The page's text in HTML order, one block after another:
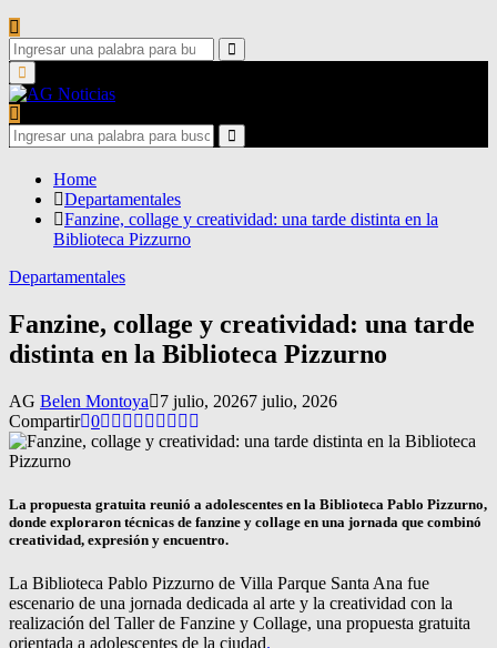
Search
for:
Search
Primary
Menu
Search
for:
Search
Home
Departamentales
Fanzine, collage y creatividad: una tarde distinta en la
Biblioteca Pizzurno
Departamentales
Fanzine, collage y creatividad: una tarde
distinta en la Biblioteca Pizzurno
AG Belen Montoya 7 julio, 20267 julio, 2026
Compartir 0
La propuesta gratuita reunió a adolescentes en la Biblioteca Pablo Pizzurno,
donde exploraron técnicas de fanzine y collage en una jornada que combinó
creatividad, expresión y encuentro.
La Biblioteca Pablo Pizzurno de Villa Parque Santa Ana fue
escenario de una jornada dedicada al arte y la creatividad con la
realización del Taller de Fanzine y Collage, una propuesta gratuita
orientada a adolescentes de la ciudad.